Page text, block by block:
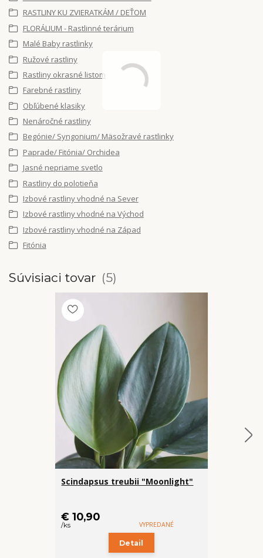
RASTLINY KU ZVIERATKÁM / DEŤOM
FLORÁLIUM - Rastlinné terárium
Malé Baby rastlinky
Ružové rastliny
Rastliny okrasné listom
Farebné rastliny
Obľúbené klasiky
Nenáročné rastliny
Begónie/ Syngonium/ Mäsožravé rastlinky
Paprade/ Fitónia/ Orchidea
Jasné nepriame svetlo
Rastliny do polotieňa
Izbové rastliny vhodné na Sever
Izbové rastliny vhodné na Východ
Izbové rastliny vhodné na Západ
Fitónia
Súvisiaci tovar 5
Scindapsus treubii "Moonlight"
€ 10,90
/ks VYPREDANÉ
Detail